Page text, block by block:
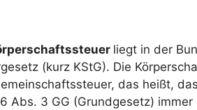
liegt in der
(kurz KStG). Die
das heißt,
Abs. 3 GG (Grundgesetz) immer